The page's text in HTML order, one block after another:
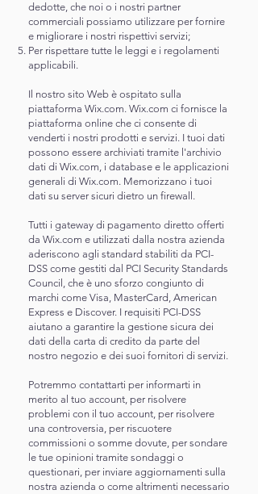
dedotte, che noi o i nostri partner
commerciali possiamo utilizzare per fornire
e migliorare i nostri rispettivi servizi;
Per rispettare tutte le leggi e i regolamenti
applicabili.
Il nostro sito Web è ospitato sulla
piattaforma Wix.com. Wix.com ci fornisce la
piattaforma online che ci consente di
venderti i nostri prodotti e servizi. I tuoi dati
possono essere archiviati tramite l'archivio
dati di Wix.com, i database e le applicazioni
generali di Wix.com. Memorizzano i tuoi
dati su server sicuri dietro un firewall.
Tutti i gateway di pagamento diretto offerti
da Wix.com e utilizzati dalla nostra azienda
aderiscono agli standard stabiliti da PCI-
DSS come gestiti dal PCI Security Standards
Council, che è uno sforzo congiunto di
marchi come Visa, MasterCard, American
Express e Discover. I requisiti PCI-DSS
aiutano a garantire la gestione sicura dei
dati della carta di credito da parte del
nostro negozio e dei suoi fornitori di servizi.
Potremmo contattarti per informarti in
merito al tuo account, per risolvere
problemi con il tuo account, per risolvere
una controversia, per riscuotere
commissioni o somme dovute, per sondare
le tue opinioni tramite sondaggi o
questionari, per inviare aggiornamenti sulla
nostra azienda o come altrimenti necessario